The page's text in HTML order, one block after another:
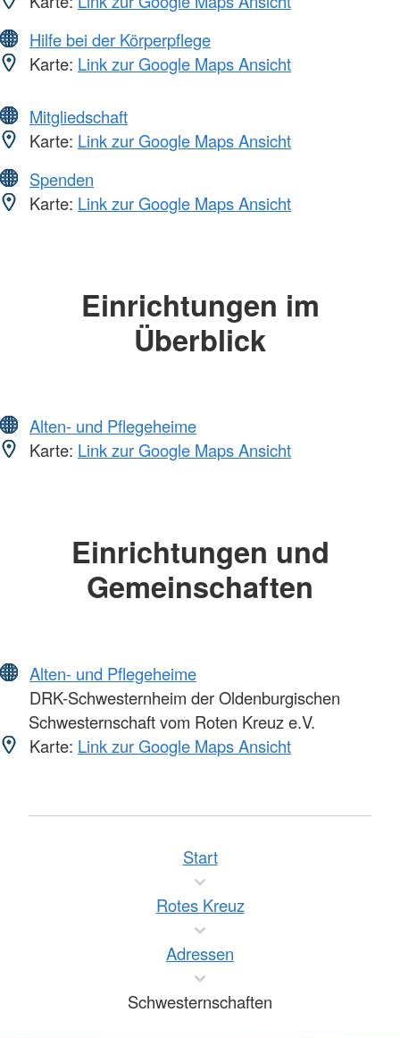
Hilfe bei der Körperpflege
Karte: Link zur Google Maps Ansicht
Mitgliedschaft
Karte: Link zur Google Maps Ansicht
Spenden
Karte: Link zur Google Maps Ansicht
Einrichtungen im
Überblick
Alten- und Pflegeheime
Karte: Link zur Google Maps Ansicht
Einrichtungen und
Gemeinschaften
Alten- und Pflegeheime
DRK-Schwesternheim der Oldenburgischen
Schwesternschaft vom Roten Kreuz e.V.
Karte: Link zur Google Maps Ansicht
Start
Rotes Kreuz
Adressen
Schwesternschaften